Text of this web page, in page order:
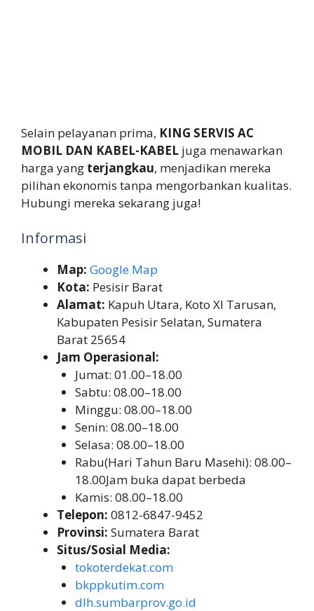
Selain pelayanan prima, KING SERVIS AC
MOBIL DAN KABEL-KABEL juga menawarkan
harga yang terjangkau, menjadikan mereka
pilihan ekonomis tanpa mengorbankan kualitas.
Hubungi mereka sekarang juga!
Informasi
Map: Google Map
Kota: Pesisir Barat
Alamat: Kapuh Utara, Koto XI Tarusan,
Kabupaten Pesisir Selatan, Sumatera
Barat 25654
Jam Operasional:
Jumat: 01.00–18.00
Sabtu: 08.00–18.00
Minggu: 08.00–18.00
Senin: 08.00–18.00
Selasa: 08.00–18.00
Rabu(Hari Tahun Baru Masehi): 08.00–
18.00Jam buka dapat berbeda
Kamis: 08.00–18.00
Telepon: 0812-6847-9452
Provinsi: Sumatera Barat
Situs/Sosial Media:
tokoterdekat.com
bkppkutim.com
dlh.sumbarprov.go.id